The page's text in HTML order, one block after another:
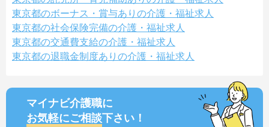
東京都のボーナス・賞与ありの介護・福祉求人
東京都の社会保険完備の介護・福祉求人
東京都の交通費支給の介護・福祉求人
東京都の退職金制度ありの介護・福祉求人
マイナビ介護職に
お気軽にご相談下さい！